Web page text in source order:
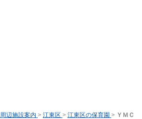
周辺施設案内 > 江東区 > 江東区の保育園 > ＹＭＣ